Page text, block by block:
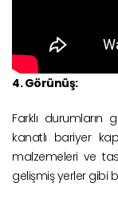
4. Görünüş:
Farklı durumların
kanatlı bariyer
malzemeleri ve
gelişmiş yerler gibi